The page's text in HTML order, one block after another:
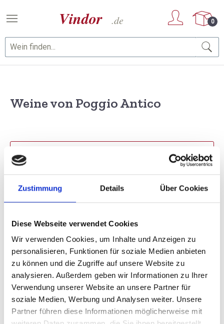
Zustimmung Details Über Cookies
Diese Webseite verwendet Cookies
Wir verwenden Cookies, um Inhalte und Anzeigen zu
personalisieren, Funktionen für soziale Medien anbieten
zu können und die Zugriffe auf unsere Website zu
analysieren. Außerdem geben wir Informationen zu Ihrer
Verwendung unserer Website an unsere Partner für
soziale Medien, Werbung und Analysen weiter. Unsere
Partner führen diese Informationen möglicherweise mit
Zum Hauptinhalt springen
0
Weine von Poggio Antico
1 Artikel gefunden
Sortierung
2019
2019er Poggio Antico,